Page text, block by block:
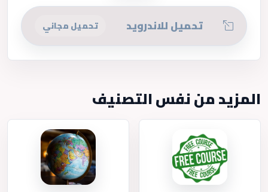
تحميل للاندرويد تحميل مجاني
المزيد من نفس التصنيف